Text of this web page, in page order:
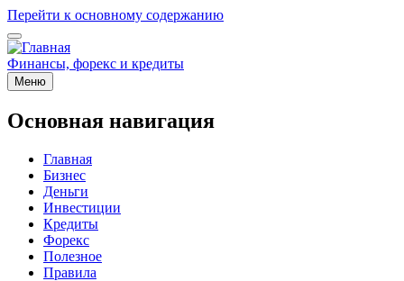
Перейти к основному содержанию
Финансы, форекс и кредиты
Меню
Основная навигация
Главная
Бизнес
Деньги
Инвестиции
Кредиты
Форекс
Полезное
Правила